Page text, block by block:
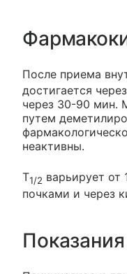
После приема
достигается
через 30-90 мин.
путем
неактивны.
T1/2 варьирует от
почками и через
Показания